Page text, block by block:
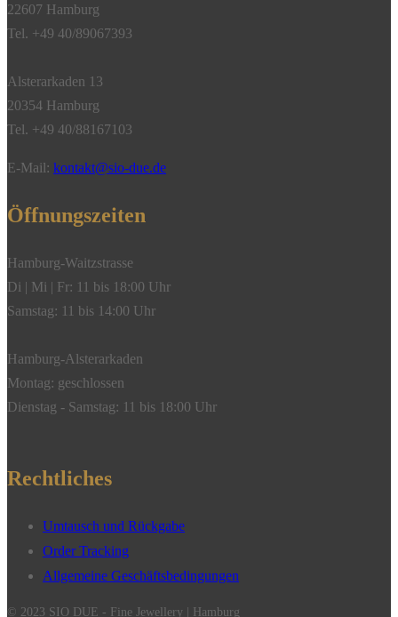
22607 Hamburg
Tel. +49 40/89067393
Alsterarkaden 13
20354 Hamburg
Tel. +49 40/88167103
E-Mail: kontakt@sio-due.de
Öffnungszeiten
Hamburg-Waitzstrasse
Di | Mi | Fr: 11 bis 18:00 Uhr
Samstag: 11 bis 14:00 Uhr
Hamburg-Alsterarkaden
Montag: geschlossen
Dienstag - Samstag: 11 bis 18:00 Uhr
Rechtliches
Umtausch und Rückgabe
Order Tracking
Allgemeine Geschäftsbedingungen
© 2023 SIO DUE - Fine Jewellery | Hamburg